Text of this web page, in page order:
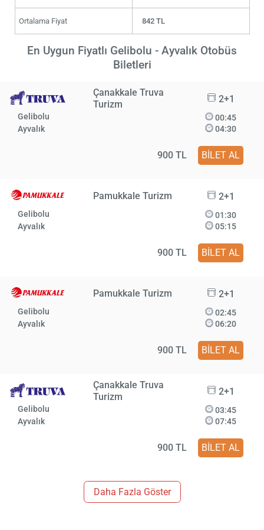
Ortalama Fiyat 842 TL
En Uygun Fiyatlı Gelibolu - Ayvalık Otobüs
Biletleri
Çanakkale Truva
Turizm
2+1
Gelibolu
Ayvalık
00:45
04:30
900 TL BİLET AL
Pamukkale Turizm 2+1
Gelibolu
Ayvalık
01:30
05:15
900 TL BİLET AL
Pamukkale Turizm 2+1
Gelibolu
Ayvalık
02:45
06:20
900 TL BİLET AL
Çanakkale Truva
Turizm
2+1
Gelibolu
Ayvalık
03:45
07:45
900 TL BİLET AL
Daha Fazla Göster